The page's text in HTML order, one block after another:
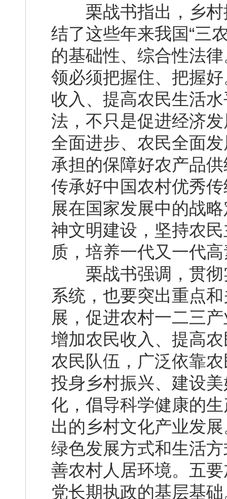
栗战书指出，乡村
结了这些年来我国“三
的基础性、综合性法
领必须把握住、把握
收入、提高农民生活
法，不只是促进经济
全面进步、农民全面
承担的保障好农产品
传承好中国农村优秀
展在国家发展中的战
神文明建设，坚持农
质，培养一代又一代
栗战书强调，贯彻
系统，也要突出重点
展，促进农村一二三
增加农民收入、提高
农民队伍，广泛依靠
投身乡村振兴、建设
化，倡导科学健康的
出的乡村文化产业发
绿色发展方式和生活
善农村人居环境。五
党长期执政的基层基